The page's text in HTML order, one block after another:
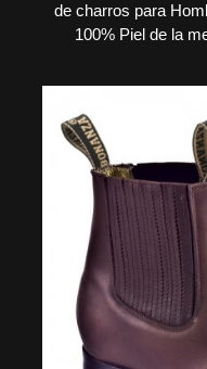
de charros para
100% Piel de la